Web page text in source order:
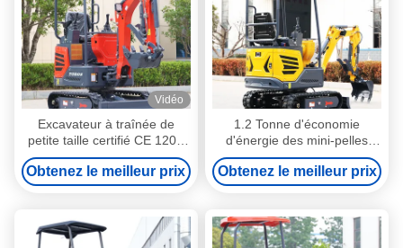
Vidéo
Excavateur à traînée de
petite taille certifié CE 1200
kg Mini équipement
d'excavation
Obtenez le meilleur prix
1.2 Tonne d'économie
d'énergie des mini-pelles
hydrauliques
Obtenez le meilleur prix